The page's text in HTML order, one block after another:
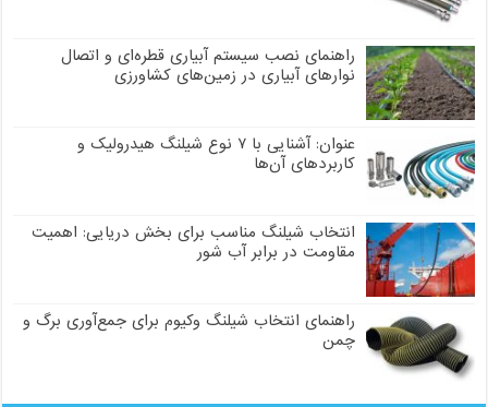
راهنمای نصب سیستم آبیاری قطره‌ای و اتصال
نوارهای آبیاری در زمین‌های کشاورزی
عنوان: آشنایی با ۷ نوع شیلنگ هیدرولیک و
کاربردهای آن‌ها
انتخاب شیلنگ مناسب برای بخش دریایی: اهمیت
مقاومت در برابر آب شور
راهنمای انتخاب شیلنگ وکیوم برای جمع‌آوری برگ و
چمن